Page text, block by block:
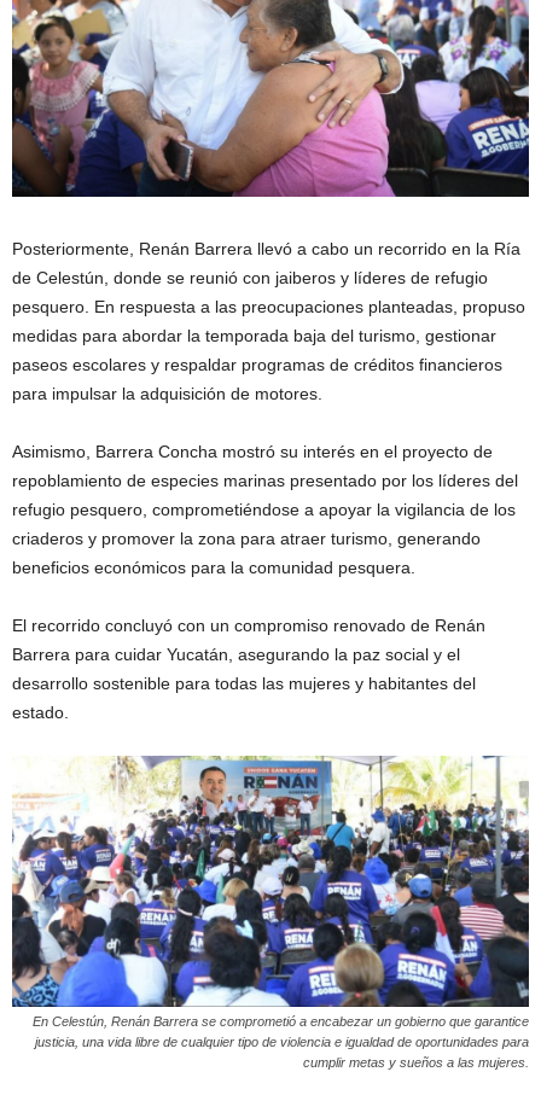
Posteriormente, Renán Barrera llevó a cabo un recorrido en la Ría
de Celestún, donde se reunió con jaiberos y líderes de refugio
pesquero. En respuesta a las preocupaciones planteadas, propuso
medidas para abordar la temporada baja del turismo, gestionar
paseos escolares y respaldar programas de créditos financieros
para impulsar la adquisición de motores.
Asimismo, Barrera Concha mostró su interés en el proyecto de
repoblamiento de especies marinas presentado por los líderes del
refugio pesquero, comprometiéndose a apoyar la vigilancia de los
criaderos y promover la zona para atraer turismo, generando
beneficios económicos para la comunidad pesquera.
El recorrido concluyó con un compromiso renovado de Renán
Barrera para cuidar Yucatán, asegurando la paz social y el
desarrollo sostenible para todas las mujeres y habitantes del
estado.
En Celestún, Renán Barrera se comprometió a encabezar un gobierno que garantice
justicia, una vida libre de cualquier tipo de violencia e igualdad de oportunidades para
cumplir metas y sueños a las mujeres.